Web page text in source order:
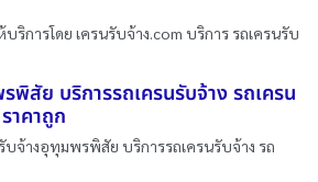
บริการโดย เครนรับจ้าง.com บริการ รถเครนรับ
พิสัย บริการรถเครนรับจ้าง รถเครน
าคาถูก
บจ้างอุทุมพรพิสัย บริการรถเครนรับจ้าง รถ